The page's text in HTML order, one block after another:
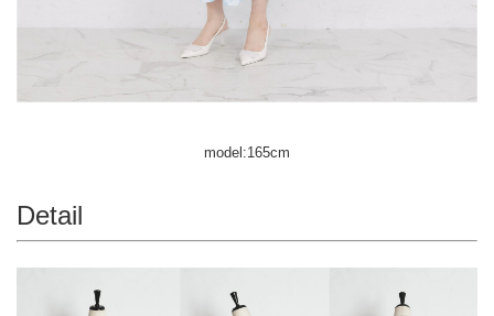
model:165cm
Detail